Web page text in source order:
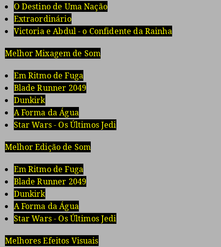
O Destino de Uma Nação
Extraordinário
Victoria e Abdul - o Confidente da Rainha
Melhor Mixagem de Som
Em Ritmo de Fuga
Blade Runner 2049
Dunkirk
A Forma da Água
Star Wars - Os Últimos Jedi
Melhor Edição de Som
Em Ritmo de Fuga
Blade Runner 2049
Dunkirk
A Forma da Água
Star Wars - Os Últimos Jedi
Melhores Efeitos Visuais